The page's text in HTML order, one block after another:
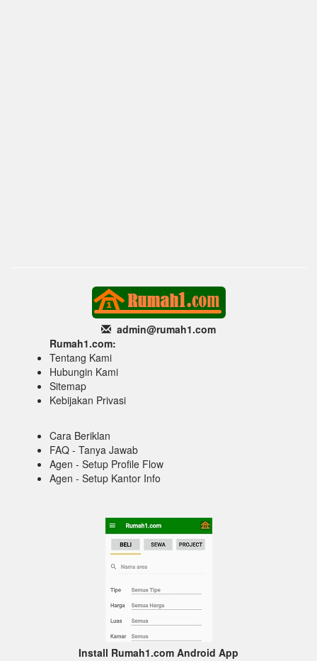
admin@rumah1.com
Rumah1.com:
Tentang Kami
Hubungin Kami
Sitemap
Kebijakan Privasi
Cara Beriklan
FAQ - Tanya Jawab
Agen - Setup Profile Flow
Agen - Setup Kantor Info
Install Rumah1.com Android App